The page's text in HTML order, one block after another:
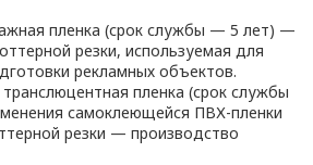
пленка (срок службы — 5 лет) —
резки, используемая для
рекламных объектов.
транслюцентная пленка (срок службы
самоклеющейся ПВХ-пленки
резки — производство